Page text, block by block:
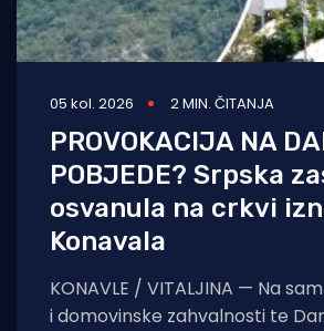
05 kol. 2026 2 MIN. ČITANJA
PROVOKACIJA NA
POBJEDE? Srpska
osvanula na crkvi
Konavala
KONAVLE / VITALJINA — Na
i domovinske zahvalnosti te